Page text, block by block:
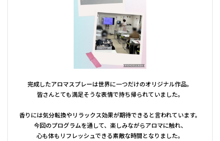
完成したアロマスプレーは世界に一つだけのオリジナル作品。
皆さんとても満足そうな表情で持ち帰られていました。
香りには気分転換やリラックス効果が期待できると言われています。
今回のプログラムを通して、楽しみながらアロマに触れ、
心も体もリフレッシュできる素敵な時間となりました。